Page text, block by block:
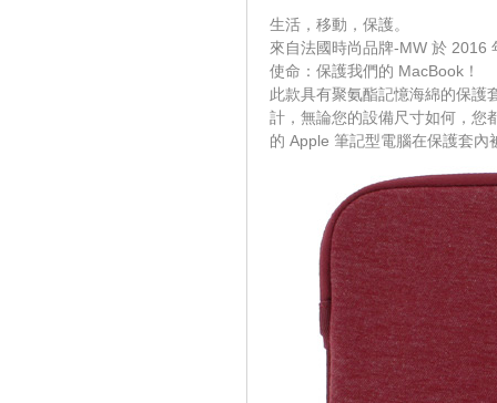
生活，移動，保護。
來自法國時尚品牌-MW 於 2016
使命：保護我們的 MacBook！
此款具有聚氨酯記憶海綿的保護
計，無論您的設備尺寸如何，您
的 Apple 筆記型電腦在保護套內